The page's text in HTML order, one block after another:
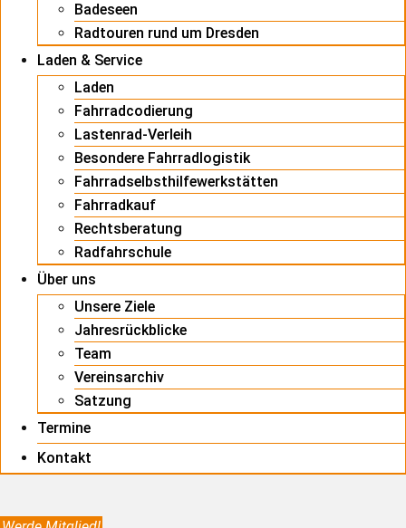
Badeseen
Radtouren rund um Dresden
Laden & Service
Laden
Fahrradcodierung
Lastenrad-Verleih
Besondere Fahrradlogistik
Fahrradselbsthilfewerkstätten
Fahrradkauf
Rechtsberatung
Radfahrschule
Über uns
Unsere Ziele
Jahresrückblicke
Team
Vereinsarchiv
Satzung
Termine
Kontakt